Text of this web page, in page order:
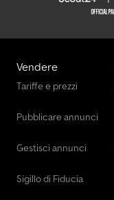
Vendere
Tariffe e prezzi
Pubblicare annunci
Gestisci annunci
Sigillo di Fiducia